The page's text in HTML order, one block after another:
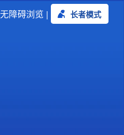
无障碍浏览 | 长者模式